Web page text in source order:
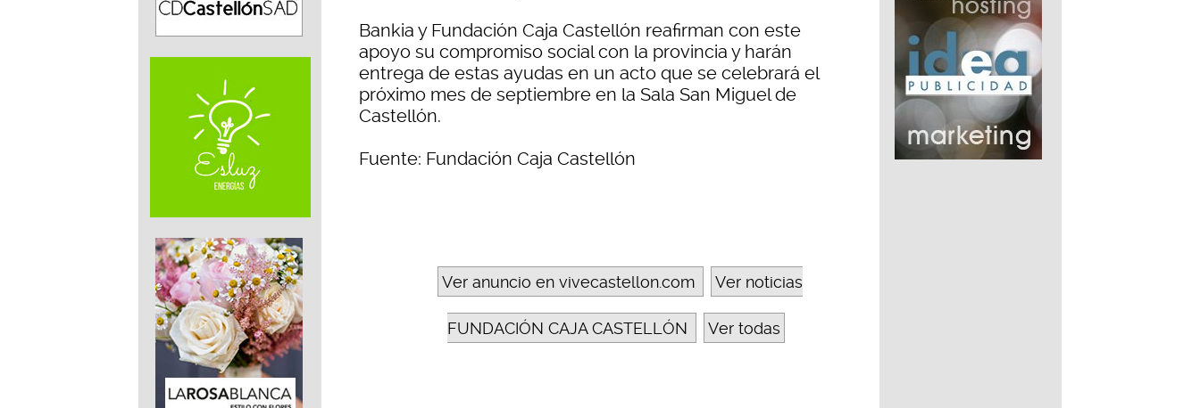
Bankia y Fundación Caja Castellón reafirman con este
apoyo su compromiso social con la provincia y harán
entrega de estas ayudas en un acto que se celebrará el
próximo mes de septiembre en la Sala San Miguel de
Castellón.
Fuente: Fundación Caja Castellón
Ver anuncio en vivecastellon.com Ver noticias
FUNDACIÓN CAJA CASTELLÓN Ver todas